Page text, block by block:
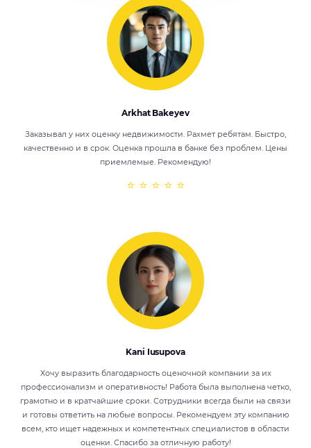
Arkhat Bakeyev
Заказывал у них оценку недвижимости. Рахмет ребятам. Быстро,
качественно и в срок. Оценка прошла в банке без проблем. Цены
приемлемые. Рекомендую!
⭐ ⭐ ⭐ ⭐ ⭐
Kani Iusupova
Хочу выразить благодарность оценочной компании за их
профессионализм и оперативность! Работа была выполнена четко,
грамотно и в кратчайшие сроки. Сотрудники всегда были на связи
и готовы ответить на любые вопросы. Рекомендуем эту компанию
всем, кто ищет надежных и компетентных специалистов в области
оценки. Спасибо за отличную работу!